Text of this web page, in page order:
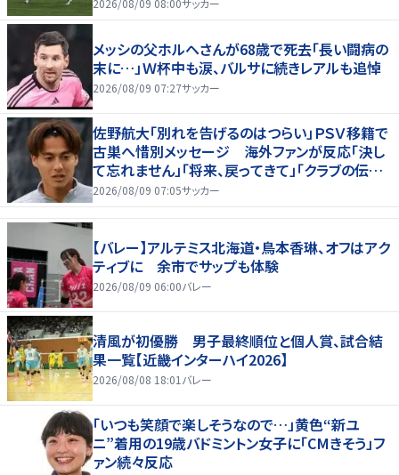
2026/08/09 08:00サッカー
メッシの父ホルヘさんが68歳で死去「長い闘病の
末に…」Ｗ杯中も涙、バルサに続きレアルも追悼
2026/08/09 07:27サッカー
佐野航大「別れを告げるのはつらい」ＰＳＶ移籍で
古巣へ惜別メッセージ 海外ファンが反応「決し
て忘れません」「将来、戻ってきて」「クラブの伝説
です」
2026/08/09 07:05サッカー
【バレー】アルテミス北海道・鳥本香琳、オフはアク
ティブに 余市でサップも体験
2026/08/09 06:00バレー
清風が初優勝 男子最終順位と個人賞、試合結
果一覧【近畿インターハイ2026】
2026/08/08 18:01 バレー
「いつも笑顔で楽しそうなので…」黄色“新ユ
ニ”着用の19歳バドミントン女子に「CMきそう」フ
ァン続々反応